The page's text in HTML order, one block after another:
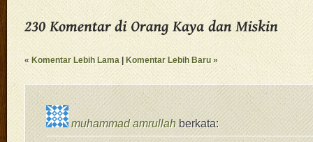
« Komentar Lebih Lama | Komentar Lebih Baru »
muhammad amrullah berkata: